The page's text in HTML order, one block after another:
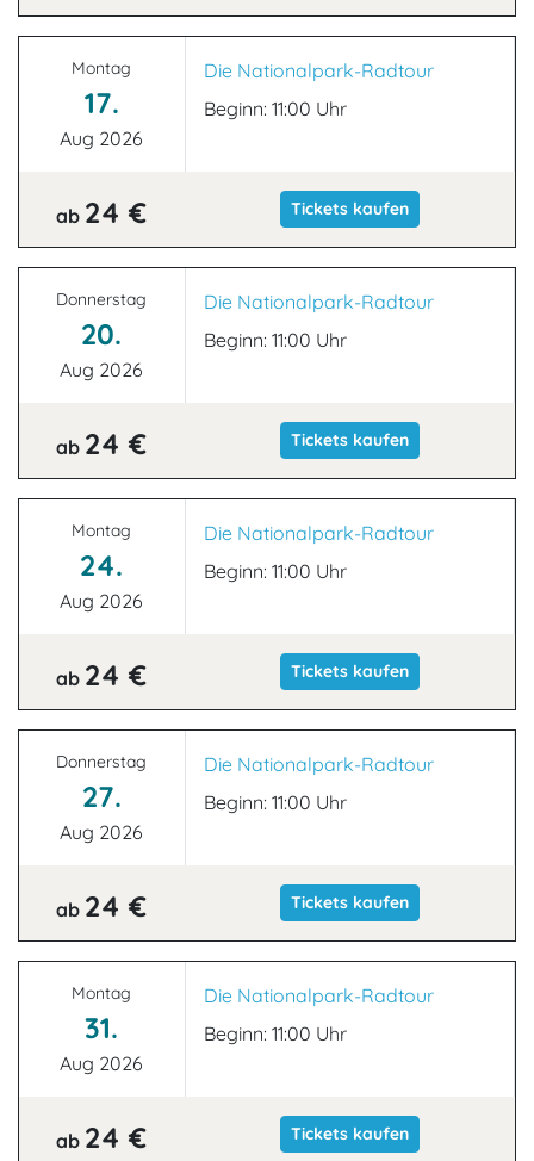
Montag
17.
Aug 2026
Die Nationalpark-Radtour
Beginn: 11:00 Uhr
ab 24 € Tickets kaufen
Donnerstag
20.
Aug 2026
Die Nationalpark-Radtour
Beginn: 11:00 Uhr
ab 24 € Tickets kaufen
Montag
24.
Aug 2026
Die Nationalpark-Radtour
Beginn: 11:00 Uhr
ab 24 € Tickets kaufen
Donnerstag
27.
Aug 2026
Die Nationalpark-Radtour
Beginn: 11:00 Uhr
ab 24 € Tickets kaufen
Montag
31.
Aug 2026
Die Nationalpark-Radtour
Beginn: 11:00 Uhr
ab 24 € Tickets kaufen